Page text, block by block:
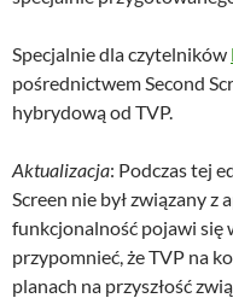
Specjalnie dla czytelników
pośrednictwem Second
hybrydową od TVP.
Aktualizacja: Podczas tej
Screen nie był związany z
funkcjonalność pojawi się
przypomnieć, że TVP na
planach na przyszłość